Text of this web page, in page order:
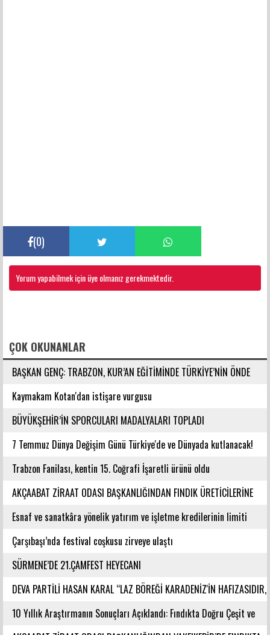
(0)
Yorum yapabilmek için üye olmanız gerekmektedir.
ÇOK OKUNANLAR
BAŞKAN GENÇ: TRABZON, KUR’AN EĞİTİMİNDE TÜRKİYE’NİN ÖNDE
GELEN ŞEHİRLERİNDENDİR
Kaymakam Kotan'dan istişare vurgusu
BÜYÜKŞEHİR’İN SPORCULARI MADALYALARI TOPLADI
7 Temmuz Dünya Değişim Günü Türkiye'de ve Dünyada kutlanacak!
Trabzon Fanilası, kentin 15. Coğrafi İşaretli ürünü oldu
AKÇAABAT ZİRAAT ODASI BAŞKANLIĞINDAN FINDIK ÜRETİCİLERİNE
AĞUSTOS AYI İÇİN UYARI!
Esnaf ve sanatkâra yönelik yatırım ve işletme kredilerinin limiti
artırıldı
Çarşıbaşı’nda festival coşkusu zirveye ulaştı
SÜRMENE’DE 21.ÇAMFEST HEYECANI
DEVA PARTİLİ HASAN KARAL “LAZ BÖREĞİ KARADENİZ'İN HAFIZASIDIR,
KİMLİĞİ DEĞİŞTİRİLEMEZ”
10 Yıllık Araştırmanın Sonuçları Açıklandı: Fındıkta Doğru Çeşit ve